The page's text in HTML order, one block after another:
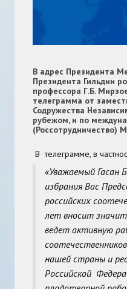
В адрес Президента
Президента Гильдии
профессора Г.Б.
телеграмма от
Содружества
рубежом, и по
(Россотрудничество)
В телеграмме, в
«Уважаемый Гасан
избрания Вас
российских
лет вносит
ведет активную
нашей страны и
Российской